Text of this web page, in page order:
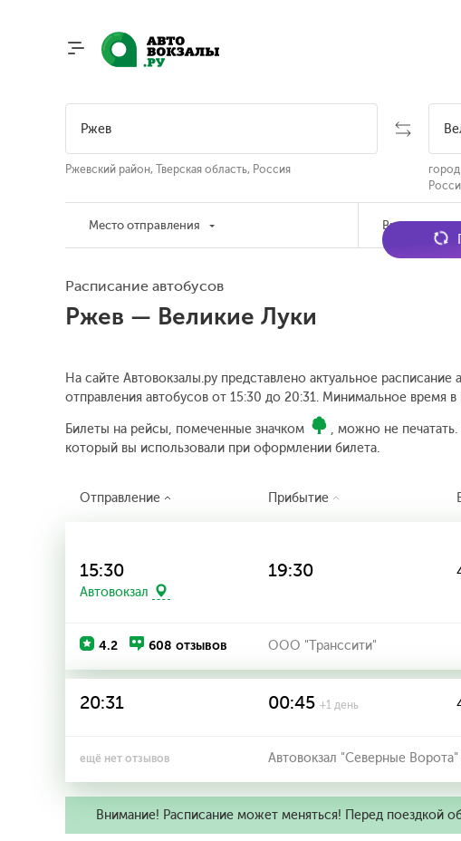
Ржевский район, Тверская область, Россия
Место отправления Время
Расписание автобусов
Ржев — Великие Луки
На сайте Автовокзалы.ру представлено актуальное
отправления автобусов от 15:30 до 20:31. Минимальное время в
Билеты на рейсы, помеченные значком
, можно не
который вы использовали при оформлении билета.
Отправление Прибытие
15:30
Автовокзал
19:30
4.2 608 отзывов ООО "Транссити"
20:31 00:45 +1 день
ещё нет отзывов Автовокзал "Северные
Внимание! Расписание может меняться! Перед поездкой